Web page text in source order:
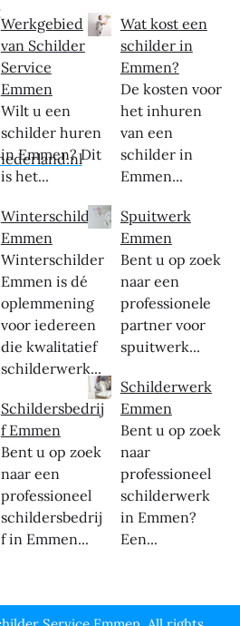
Werkgebied
van Schilder
Service
Emmen
Wilt u een
schilder huren
in Emmen? Dit
is het...
Winterschilder
Emmen
Winterschilder
Emmen is dé
oplemmening
voor iedereen
die kwalitatief
schilderwerk...
Schildersbedrij
f Emmen
Bent u op zoek
naar een
professioneel
schildersbedrij
f in Emmen...
Wat kost een
schilder in
Emmen?
De kosten voor
het inhuren
van een
schilder in
Emmen...
Spuitwerk
Emmen
Bent u op zoek
naar een
professionele
partner voor
spuitwerk...
Schilderwerk
Emmen
Bent u op zoek
naar
professioneel
schilderwerk
in Emmen?
Een...